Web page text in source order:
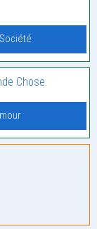
Chose.